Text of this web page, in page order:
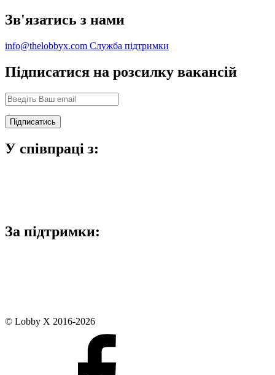
Зв'язатись з нами
info@thelobbyx.com Служба підтримки
Підписатися на розсилку вакансій
У співпраці з:
За підтримки:
© Lobby X 2016-2026